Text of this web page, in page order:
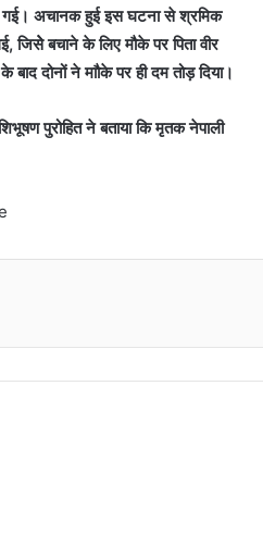
गई। अचानक हुई इस घटना से श्रमिक
बचाने के लिए मौके पर पिता वीर
दोनों ने माौके पर ही दम तोड़ दिया।
पुरोहित ने बताया कि मृतक नेपाली